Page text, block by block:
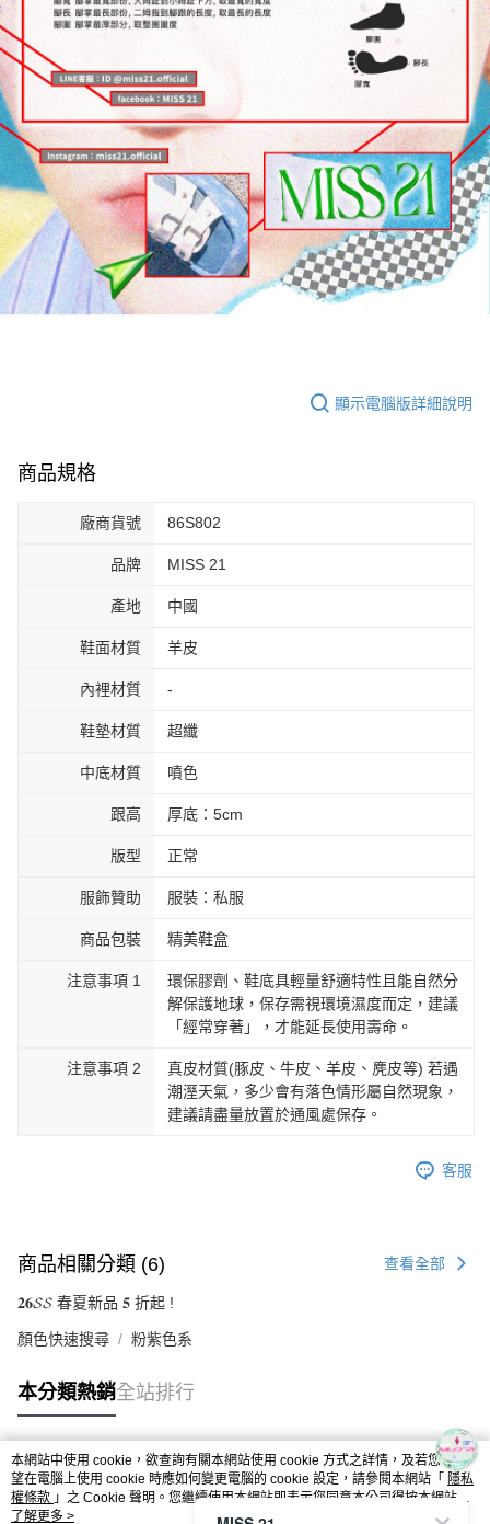
顯示電腦版詳細說明
商品規格
廠商貨號 86S802
品牌 MISS 21
產地 中國
鞋面材質 羊皮
內裡材質 -
鞋墊材質 超纖
中底材質 噴色
跟高 厚底：5cm
版型 正常
服飾贊助 服裝：私服
商品包裝 精美鞋盒
注意事項 1
環保膠劑、鞋底具輕量舒適特性且能自然分
解保護地球，保存需視環境濕度而定，建議
「經常穿著」，才能延長使用壽命。
注意事項 2
真皮材質(豚皮、牛皮、羊皮、麂皮等) 若遇
潮溼天氣，多少會有落色情形屬自然現象，
建議請盡量放置於通風處保存。
客服
商品相關分類 (6) 查看全部
𝟐𝟔𝓢𝓢 春夏新品 𝟓 折起 !
顏色快速搜尋 粉紫色系
本分類熱銷全站排行
熱門標籤
本網站中使用 cookie，欲查詢有關本網站使用 cookie 方式之詳情，及若您不希
望在電腦上使用 cookie 時應如何變更電腦的 cookie 設定，請參閱本網站「 隱私
權條款 」之 Cookie 聲明。您繼續使用本網站即表示您同意本公司得按本網站使
用條款之 Cookie 聲明使用 cookie。
了解更多 >